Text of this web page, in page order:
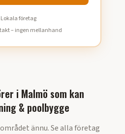
Lokala företag
– ingen mellanhand
i Malmö som kan
& poolbygge
ännu. Se alla företag